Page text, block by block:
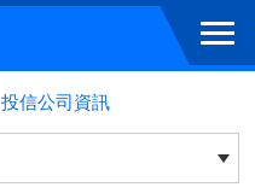
投信公司資訊